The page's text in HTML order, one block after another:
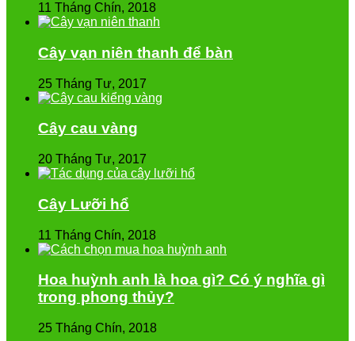
11 Tháng Chín, 2018
Cây vạn niên thanh để bàn
25 Tháng Tư, 2017
Cây cau vàng
20 Tháng Tư, 2017
Cây Lưỡi hổ
11 Tháng Chín, 2018
Hoa huỳnh anh là hoa gì? Có ý nghĩa gì
trong phong thủy?
25 Tháng Chín, 2018